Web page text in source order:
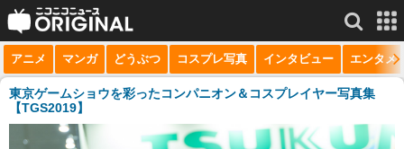
サービス一覧 もっと見る
niconico
動画
アニメ マンガ どうぶつ コスプレ写真 インタビュー エンタメ
東京ゲームショウを彩ったコンパニオン＆コスプレイヤー写真集
【TGS2019】